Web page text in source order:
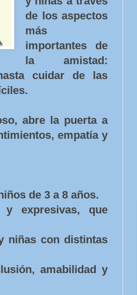
de los aspectos
más
importantes de
la amistad:
cuidar de las
abre la puerta a
empatía y
de 3 a 8 años.
y expresivas, que
niñas con distintas
amabilidad y